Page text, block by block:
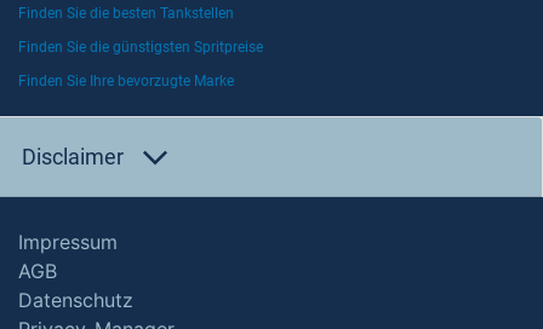
Finden Sie die besten Tankstellen
Finden Sie die günstigsten Spritpreise
Finden Sie Ihre bevorzugte Marke
Disclaimer
Impressum
AGB
Datenschutz